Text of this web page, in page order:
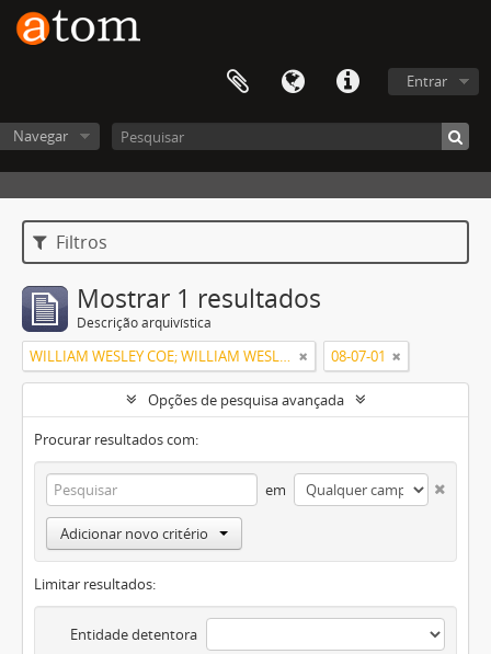
Entrar
Navegar
Filtros
Mostrar 1 resultados
Descrição arquivística
WILLIAM WESLEY COE; WILLIAM WESLEY COE JUNIOR 08-07-01
Opções de pesquisa avançada
Procurar resultados com:
em
Adicionar novo critério
Limitar resultados:
Entidade detentora